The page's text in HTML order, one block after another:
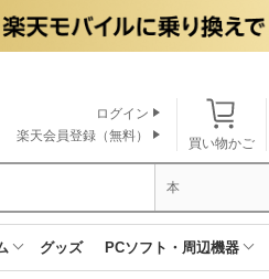
買い物かご
ログイン
楽天会員登録（無料）
本
グッズ PCソフト・周辺機器